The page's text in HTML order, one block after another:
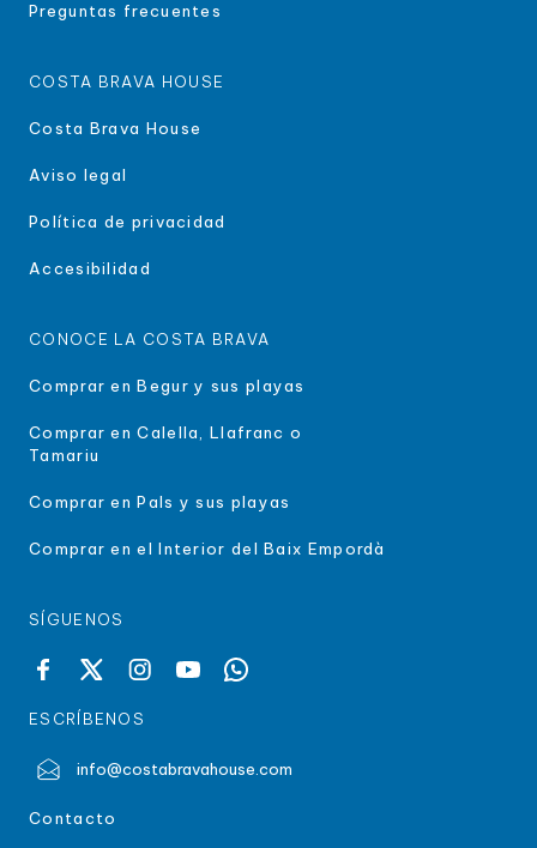
Preguntas frecuentes
COSTA BRAVA HOUSE
Costa Brava House
Aviso legal
Política de privacidad
Accesibilidad
CONOCE LA COSTA BRAVA
Comprar en Begur y sus playas
Comprar en Calella, Llafranc o
Tamariu
Comprar en Pals y sus playas
Comprar en el Interior del Baix Empordà
SÍGUENOS
ESCRÍBENOS
info@costabravahouse.com
Contacto